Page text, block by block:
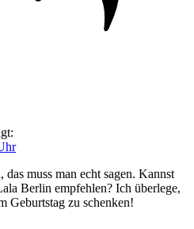
das muss man echt sagen. Kannst
Berlin empfehlen? Ich überlege,
Geburtstag zu schenken!